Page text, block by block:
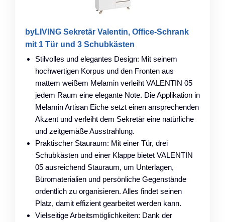
byLIVING Sekretär Valentin, Office-Schrank
mit 1 Tür und 3 Schubkästen
Stilvolles und elegantes Design: Mit seinem
hochwertigen Korpus und den Fronten aus
mattem weißem Melamin verleiht VALENTIN 05
jedem Raum eine elegante Note. Die Applikation in
Melamin Artisan Eiche setzt einen ansprechenden
Akzent und verleiht dem Sekretär eine natürliche
und zeitgemäße Ausstrahlung.
Praktischer Stauraum: Mit einer Tür, drei
Schubkästen und einer Klappe bietet VALENTIN
05 ausreichend Stauraum, um Unterlagen,
Büromaterialien und persönliche Gegenstände
ordentlich zu organisieren. Alles findet seinen
Platz, damit effizient gearbeitet werden kann.
Vielseitige Arbeitsmöglichkeiten: Dank der